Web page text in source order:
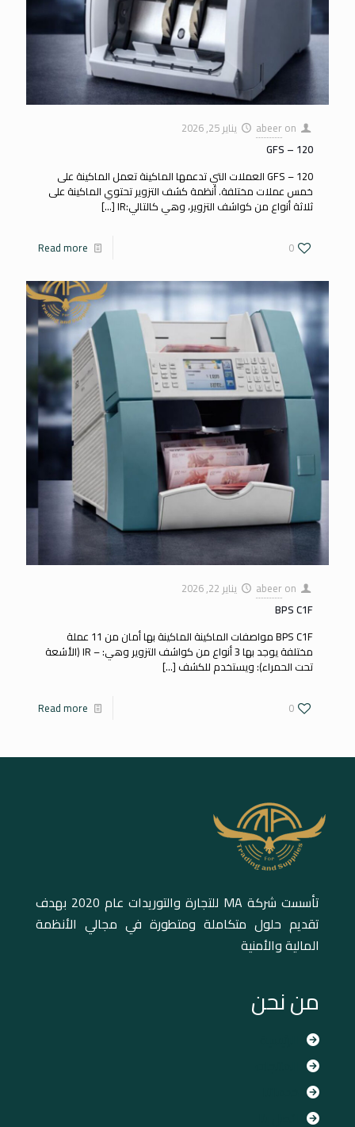
abeer on
يناير 25, 2026
GFS – 120
GFS – 120 العملات التي تدعمها الماكينة تعمل الماكينة على
خمس عملات مختلفة. أنظمة كشف التزوير تحتوي الماكينة على
ثلاثة أنواع من كواشف التزوير، وهي كالتالي:IR […]
0
Read more
abeer on
يناير 22, 2026
BPS C1F
BPS C1F مواصفات الماكينة الماكينة بها أمان من 11 عملة
مختلفة يوجد بها 3 أنواع من كواشف التزوير وهي: – IR (الأشعة
تحت الحمراء): ويستخدم للكشف […]
0
Read more
تأسست شركة MA للتجارة والتوريدات عام 2020 بهدف
تقديم حلول متكاملة ومتطورة في مجالي الأنظمة
المالية والأمنية
من نحن